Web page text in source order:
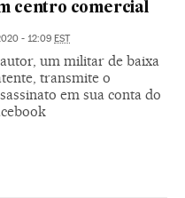
centro comercial
- 12:09 EST
um militar de baixa
transmite o
em sua conta do